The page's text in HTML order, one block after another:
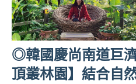
題
旅
遊、
達
帶
◎韓國慶尚南道巨
頂叢林園】結合自